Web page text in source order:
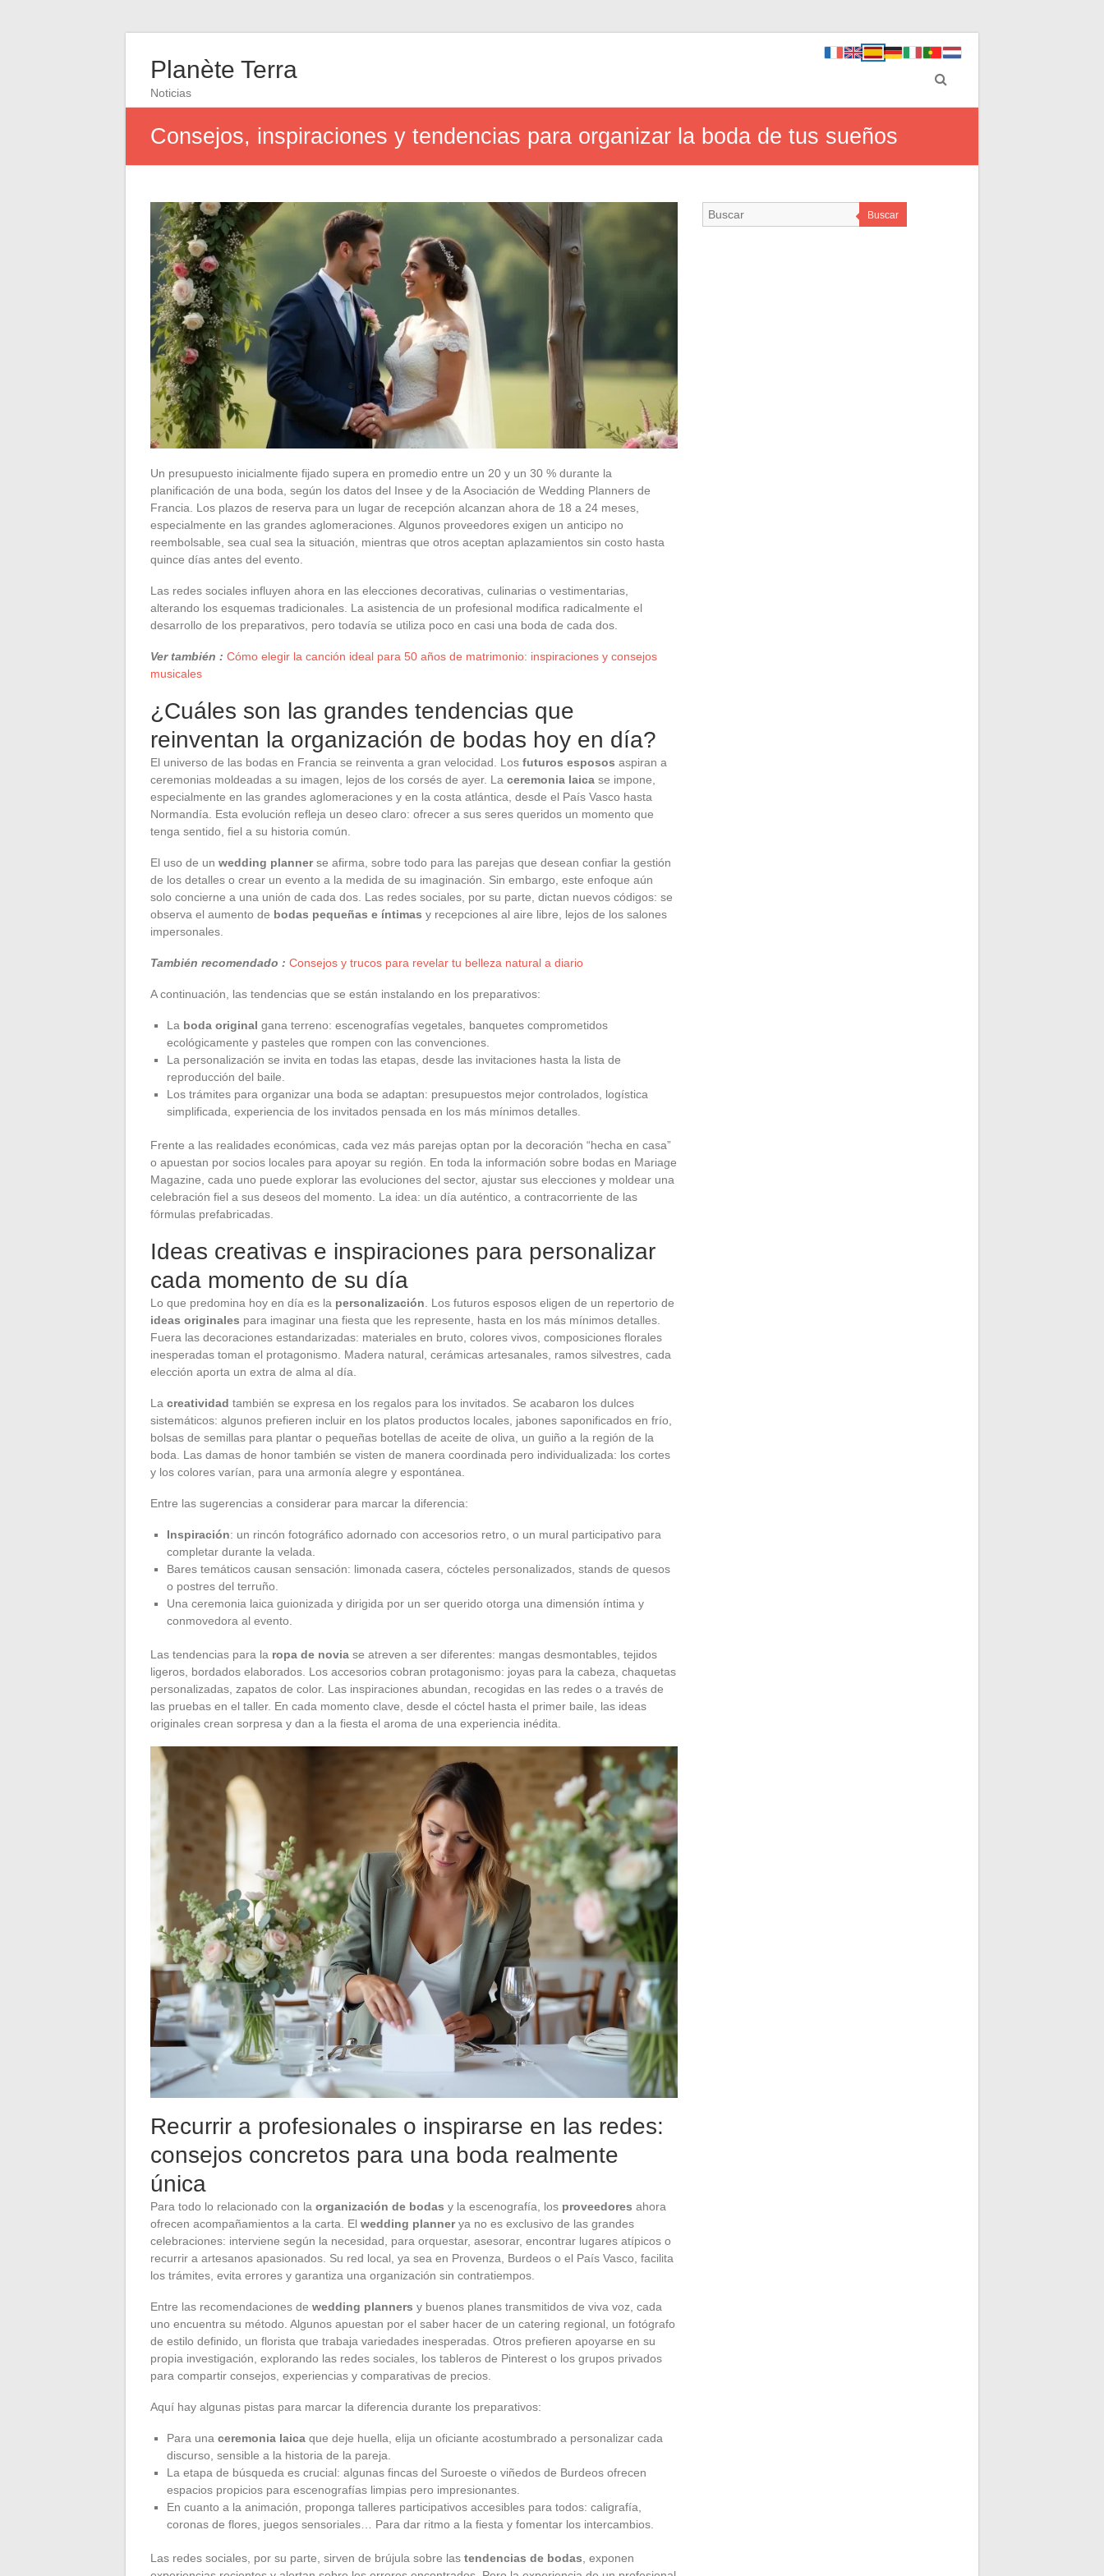
Planète Terra
Noticias
Consejos, inspiraciones y tendencias para organizar la boda de tus sueños
Un presupuesto inicialmente fijado supera en promedio entre un 20 y un 30 % durante la
planificación de una boda, según los datos del Insee y de la Asociación de Wedding Planners de
Francia. Los plazos de reserva para un lugar de recepción alcanzan ahora de 18 a 24 meses,
especialmente en las grandes aglomeraciones. Algunos proveedores exigen un anticipo no
reembolsable, sea cual sea la situación, mientras que otros aceptan aplazamientos sin costo hasta
quince días antes del evento.
Las redes sociales influyen ahora en las elecciones decorativas, culinarias o vestimentarias,
alterando los esquemas tradicionales. La asistencia de un profesional modifica radicalmente el
desarrollo de los preparativos, pero todavía se utiliza poco en casi una boda de cada dos.
Ver también : Cómo elegir la canción ideal para 50 años de matrimonio: inspiraciones y consejos
musicales
¿Cuáles son las grandes tendencias que
reinventan la organización de bodas hoy en día?
El universo de las bodas en Francia se reinventa a gran velocidad. Los futuros esposos aspiran a
ceremonias moldeadas a su imagen, lejos de los corsés de ayer. La ceremonia laica se impone,
especialmente en las grandes aglomeraciones y en la costa atlántica, desde el País Vasco hasta
Normandía. Esta evolución refleja un deseo claro: ofrecer a sus seres queridos un momento que
tenga sentido, fiel a su historia común.
El uso de un wedding plannerse afirma, sobre todo para las parejas que desean confiar la gestión
de los detalles o crear un evento a la medida de su imaginación. Sin embargo, este enfoque aún
solo concierne a una unión de cada dos. Las redes sociales, por su parte, dictan nuevos códigos: se
observa el aumento de bodas pequeñas e íntimas y recepciones al aire libre, lejos de los salones
impersonales.
También recomendado : Consejos y trucos para revelar tu belleza natural a diario
A continuación, las tendencias que se están instalando en los preparativos:
La boda original gana terreno: escenografías vegetales, banquetes comprometidos
ecológicamente y pasteles que rompen con las convenciones.
La personalización se invita en todas las etapas, desde las invitaciones hasta la lista de
reproducción del baile.
Los trámites para organizar una boda se adaptan: presupuestos mejor controlados, logística
simplificada, experiencia de los invitados pensada en los más mínimos detalles.
Frente a las realidades económicas, cada vez más parejas optan por la decoración “hecha en casa”
o apuestan por socios locales para apoyar su región. En toda la información sobre bodas en Mariage
Magazine, cada uno puede explorar las evoluciones del sector, ajustar sus elecciones y moldear una
celebración fiel a sus deseos del momento. La idea: un día auténtico, a contracorriente de las
fórmulas prefabricadas.
Ideas creativas e inspiraciones para personalizar
cada momento de su día
Lo que predomina hoy en día es la personalización . Los futuros esposos eligen de un repertorio de
ideas originales para imaginar una fiesta que les represente, hasta en los más mínimos detalles.
Fuera las decoraciones estandarizadas: materiales en bruto, colores vivos, composiciones florales
inesperadas toman el protagonismo. Madera natural, cerámicas artesanales, ramos silvestres, cada
elección aporta un extra de alma al día.
La creatividad también se expresa en los regalos para los invitados. Se acabaron los dulces
sistemáticos: algunos prefieren incluir en los platos productos locales, jabones saponificados en frío,
bolsas de semillas para plantar o pequeñas botellas de aceite de oliva, un guiño a la región de la
boda. Las damas de honor también se visten de manera coordinada pero individualizada: los cortes
y los colores varían, para una armonía alegre y espontánea.
Entre las sugerencias a considerar para marcar la diferencia:
Inspiración: un rincón fotográfico adornado con accesorios retro, o un mural participativo para
completar durante la velada.
Bares temáticos causan sensación: limonada casera, cócteles personalizados, stands de quesos
o postres del terruño.
Una ceremonia laica guionizada y dirigida por un ser querido otorga una dimensión íntima y
conmovedora al evento.
Las tendencias para la ropa de novia se atreven a ser diferentes: mangas desmontables, tejidos
ligeros, bordados elaborados. Los accesorios cobran protagonismo: joyas para la cabeza, chaquetas
personalizadas, zapatos de color. Las inspiraciones abundan, recogidas en las redes o a través de
las pruebas en el taller. En cada momento clave, desde el cóctel hasta el primer baile, las ideas
originales crean sorpresa y dan a la fiesta el aroma de una experiencia inédita.
Recurrir a profesionales o inspirarse en las redes:
consejos concretos para una boda realmente
única
Para todo lo relacionado con la organización de bodas y la escenografía, los proveedores ahora
ofrecen acompañamientos a la carta. El wedding plannerya no es exclusivo de las grandes
celebraciones: interviene según la necesidad, para orquestar, asesorar, encontrar lugares atípicos o
recurrir a artesanos apasionados. Su red local, ya sea en Provenza, Burdeos o el País Vasco, facilita
los trámites, evita errores y garantiza una organización sin contratiempos.
Entre las recomendaciones de wedding planners y buenos planes transmitidos de viva voz, cada
uno encuentra su método. Algunos apuestan por el saber hacer de un catering regional, un fotógrafo
de estilo definido, un florista que trabaja variedades inesperadas. Otros prefieren apoyarse en su
propia investigación, explorando las redes sociales, los tableros de Pinterest o los grupos privados
para compartir consejos, experiencias y comparativas de precios.
Aquí hay algunas pistas para marcar la diferencia durante los preparativos:
Para una ceremonia laica que deje huella, elija un oficiante acostumbrado a personalizar cada
discurso, sensible a la historia de la pareja.
La etapa de búsqueda es crucial: algunas fincas del Suroeste o viñedos de Burdeos ofrecen
espacios propicios para escenografías limpias pero impresionantes.
En cuanto a la animación, proponga talleres participativos accesibles para todos: caligrafía,
coronas de flores, juegos sensoriales… Para dar ritmo a la fiesta y fomentar los intercambios.
Las redes sociales, por su parte, sirven de brújula sobre las tendencias de bodas , exponen
Buscar